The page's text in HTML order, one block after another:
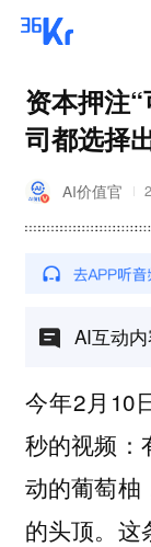
资本押注
司都选择
AI价值官
AI互动
今年2月10
秒的视频：
动的葡萄柚
的头顶。这